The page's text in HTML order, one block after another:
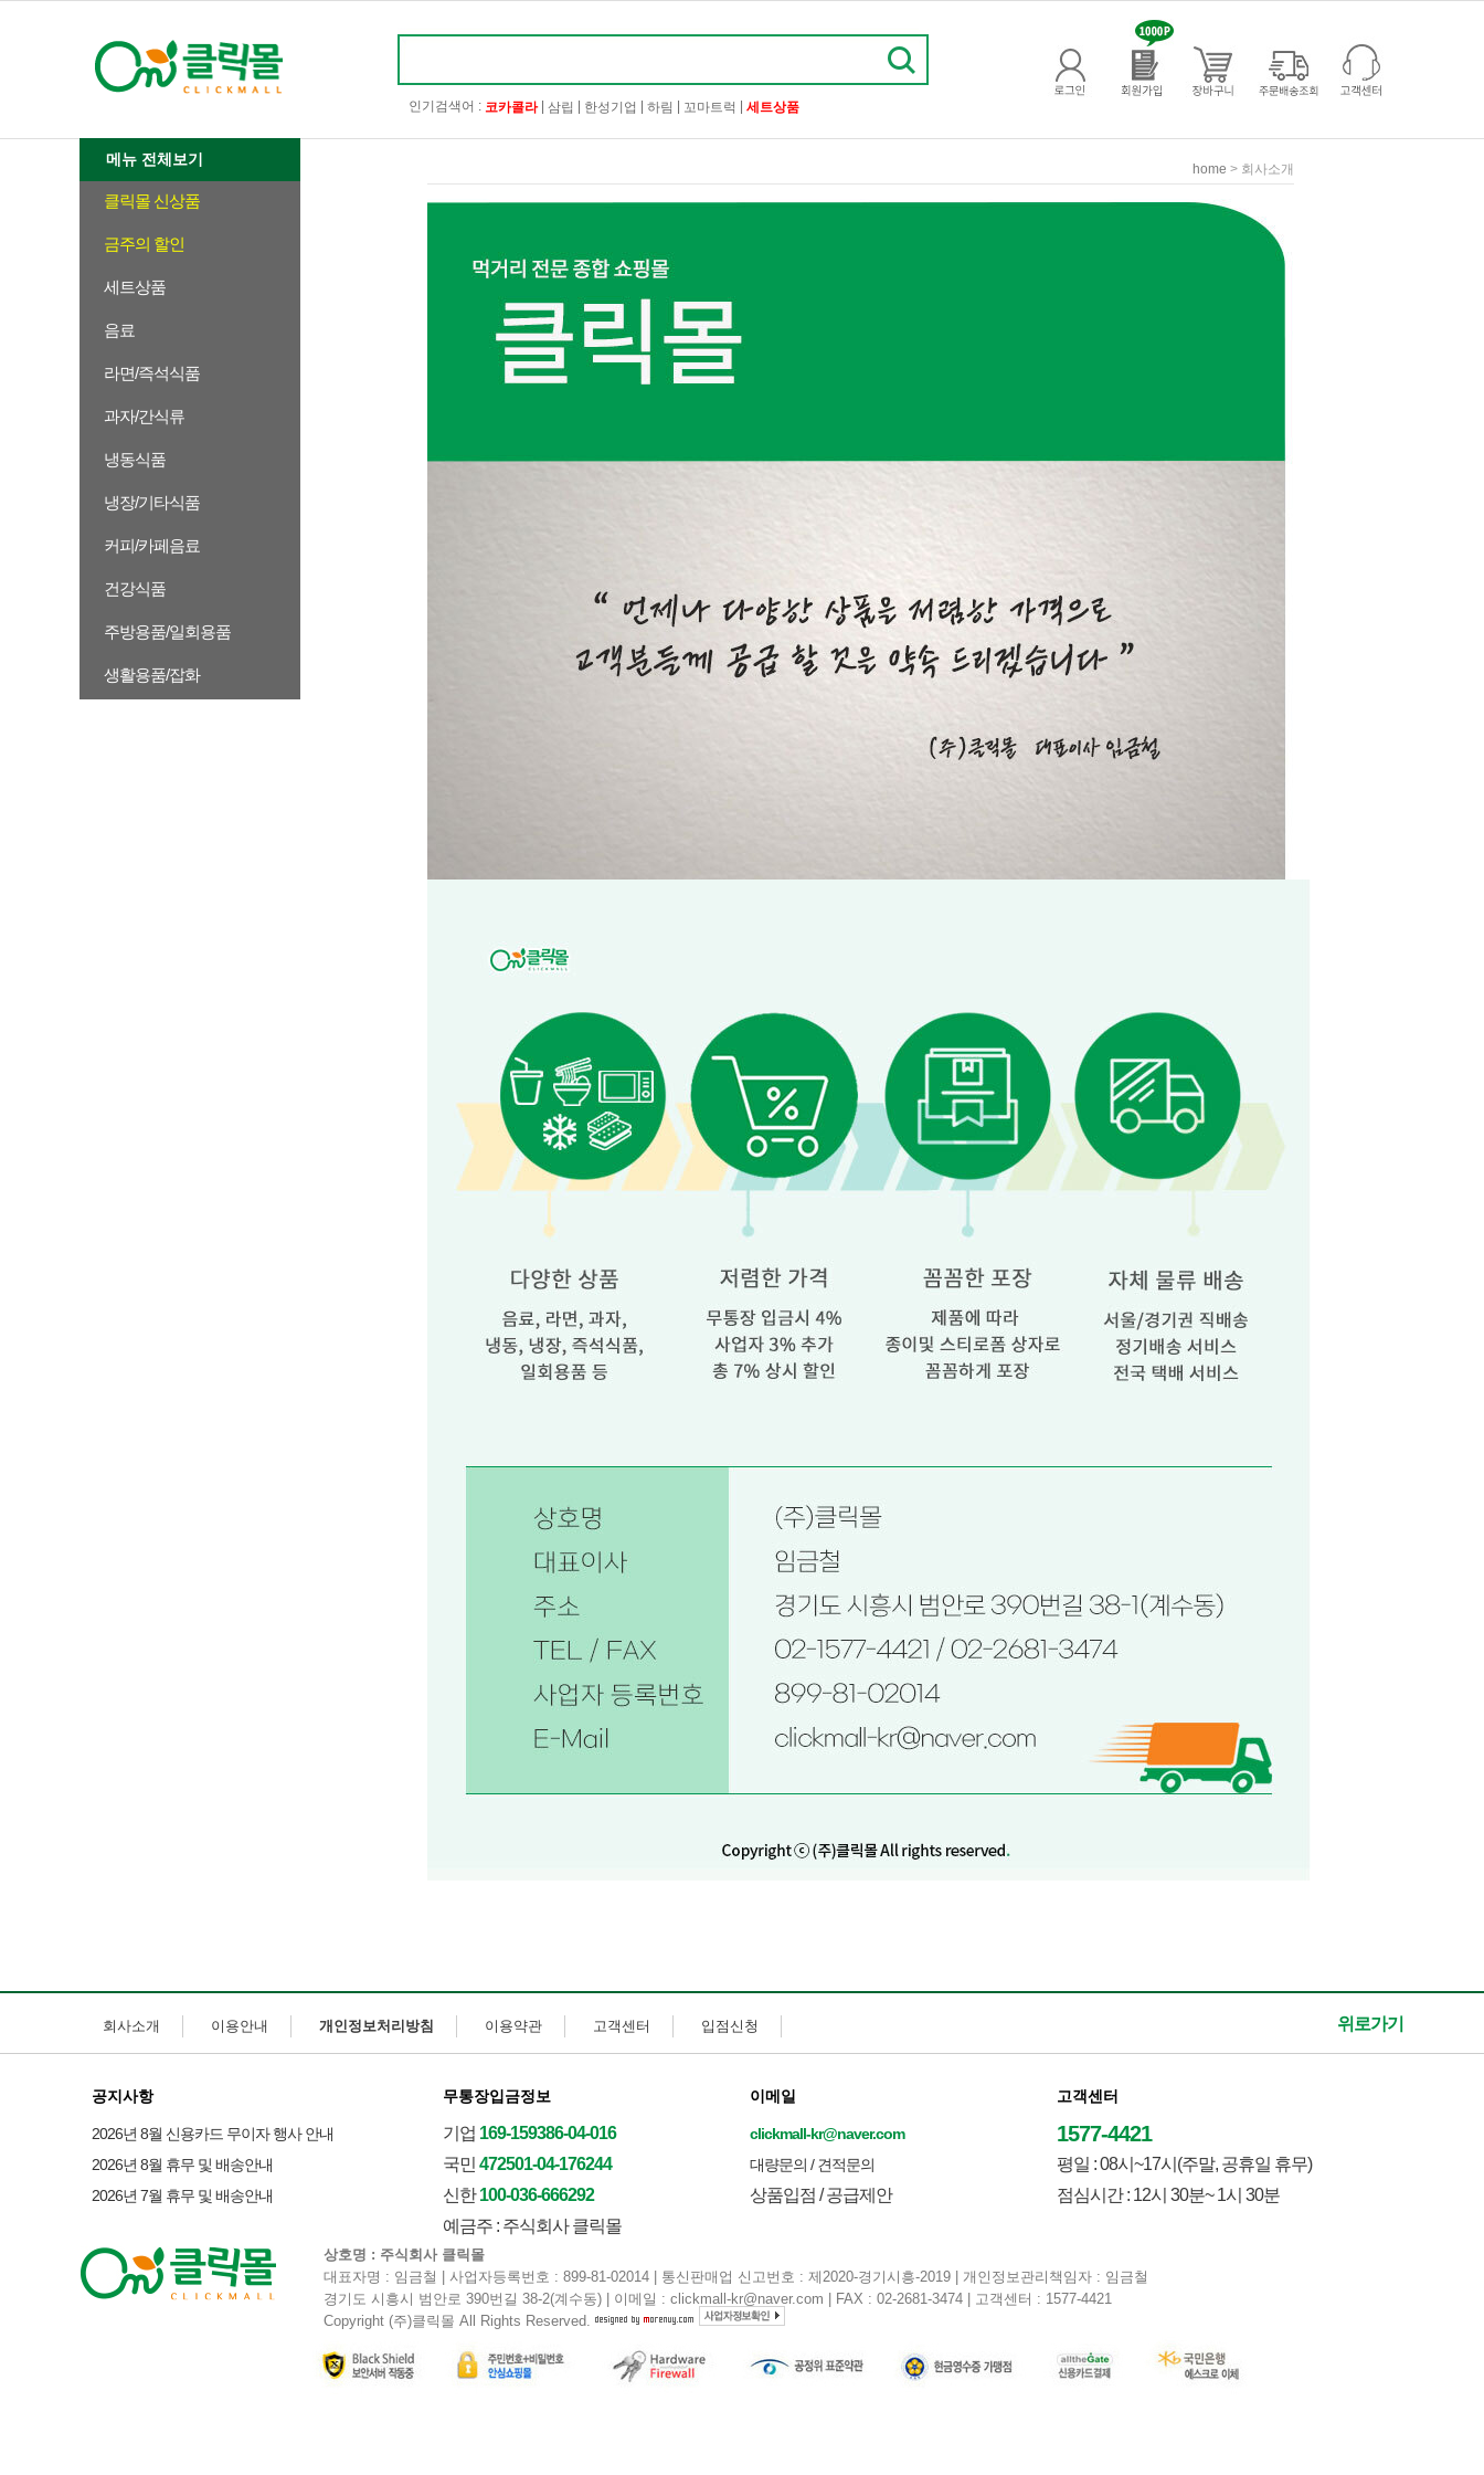
인기검색어 : 코카콜라| 삼립 한성기업 하림 꼬마트럭 세트상품
메뉴 전체보기
클릭몰 신상품
금주의 할인
세트상품
음료
라면/즉석식품
과자/간식류
냉동식품
냉장/기타식품
커피/카페음료
건강식품
주방용품/일회용품
생활용품/잡화
home > 회사소개
회사소개 이용안내 개인정보처리방침 이용약관 고객센터 입점신청 위로가기
공지사항
2026년 8월 신용카드 무이자 행사 안내
2026년 8월 휴무 및 배송안내
2026년 7월 휴무 및 배송안내
무통장입금정보
기업 169-159386-04-016
국민 472501-04-176244
신한100-036-666292
예금주 : 주식회사 클릭몰
이메일
clickmall-kr@naver.com
대량문의 / 견적문의
상품입점 / 공급제안
고객센터
1577-4421
평일 : 08시~17시(주말, 공휴일 휴무)
점심시간 : 12시 30분~ 1시 30분
상호명 : 주식회사 클릭몰
대표자명 : 임금철 | 사업자등록번호 : 899-81-02014 | 통신판매업 신고번호 : 제2020-경기시흥-2019 | 개인정보관리책임자 : 임금철
경기도 시흥시 범안로 390번길 38-2(계수동) | 이메일 : clickmall-kr@naver.com | FAX : 02-2681-3474 | 고객센터 : 1577-4421
Copyright (주)클릭몰 All Rights Reserved.